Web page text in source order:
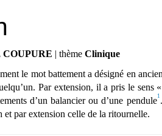
| thème Clinique
le mot battement a désigné en
Par extension, il a pris le sens
d’un balancier ou d’une pendule1
et par extension celle de la ritournelle.